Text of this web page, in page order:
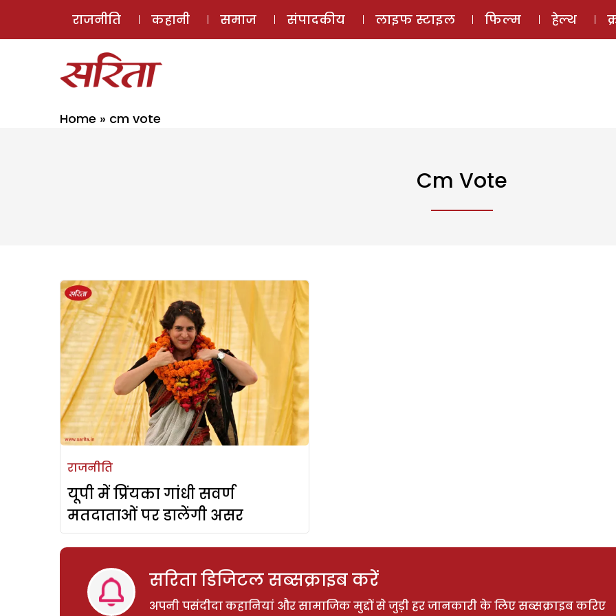
ई-मैगज़ीन
राजनीति कहानी समाज संपादकीय लाइफ स्टाइल फिल्म हेल्थ
Home » cm vote
Cm Vote
राजनीति
यूपी में प्रिंयका गांधी सवर्ण
मतदाताओं पर डालेंगी असर
सरिता डिजिटल सब्सक्राइब करें
अपनी पसंदीदा कहानियां और सामाजिक मुद्दों से जुड़ी हर जानकारी के लिए सब्सक्राइब करिए